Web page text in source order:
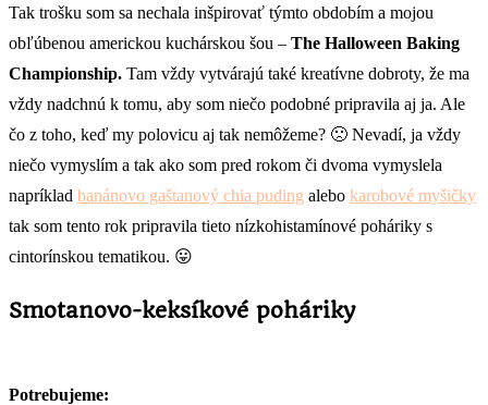
Tak trošku som sa nechala inšpirovať týmto obdobím a mojou
obľúbenou americkou kuchárskou šou – The Halloween Baking
Championship. Tam vždy vytvárajú také kreatívne dobroty, že ma
vždy nadchnú k tomu, aby som niečo podobné pripravila aj ja. Ale
čo z toho, keď my polovicu aj tak nemôžeme? 🙁 Nevadí, ja vždy
niečo vymyslím a tak ako som pred rokom či dvoma vymyslela
napríklad banánovo gaštanový chia puding alebo karobové myšičky
tak som tento rok pripravila tieto nízkohistamínové poháriky s
cintorínskou tematikou. 😛
Smotanovo-keksíkové poháriky
Potrebujeme: